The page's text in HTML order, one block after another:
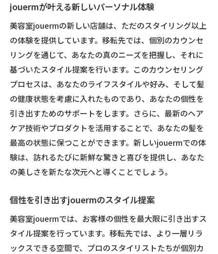
jouermが叶える新しいパーソナル体験
美容室jouermの新しい店舗は、ただのスタイリング以上
の体験を提供しています。移転先では、個別のカウンセ
リングを通じて、あなたの真のニーズを把握し、それに
基づいたスタイル提案を行います。このカウンセリング
プロセスは、あなたのライフスタイルや好み、そして髪
の健康状態を考慮に入れたものであり、あなたの個性を
引き出すためのサポートをします。さらに、最新のヘア
ケア技術やプロダクトを活用することで、あなたの髪を
最高の状態に保つことができます。新しいjouermでの体
験は、訪れるたびに新鮮な驚きと喜びを提供し、あなた
の美しさを新たな次元へと導くことでしょう。
個性を引き出すjouermのスタイル提案
美容室jouermでは、お客様の個性を最大限に引き出すス
タイル提案を行っています。移転先では、より一層リラ
ックスできる空間で、プロのスタイリストたちが個別カ